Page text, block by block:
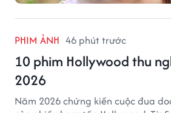
PHIM ẢNH 46 phút trước
10 phim Hollywood thu
2026
Năm 2026 chứng kiến cuộc đua